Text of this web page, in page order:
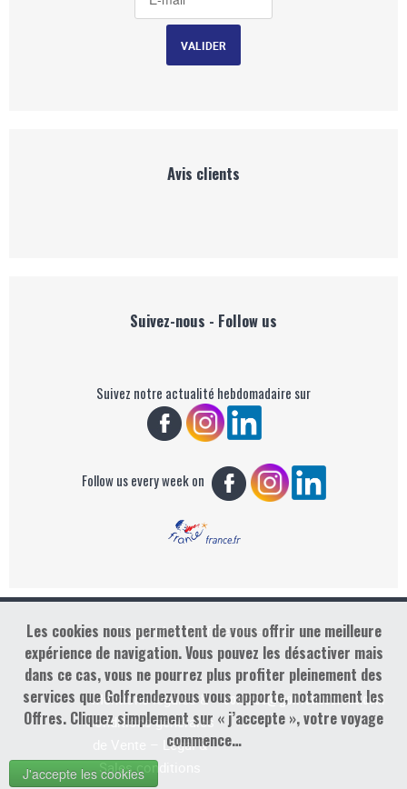
Avis clients
Suivez-nous - Follow us
Suivez notre actualité hebdomadaire sur
Follow us every week on
Copyright : Golf Rendez-vous
Mentions légales &
Conditions générales
de Vente – Legal &
Sales conditions
contact@golfrendezvous.com
Les cookies nous permettent de vous offrir une meilleure
expérience de navigation. Vous pouvez les désactiver mais
dans ce cas, vous ne pourrez plus profiter pleinement des
services que Golfrendezvous vous apporte, notamment les
Offres. Cliquez simplement sur « j’accepte », votre voyage
commence…
J'accepte les cookies